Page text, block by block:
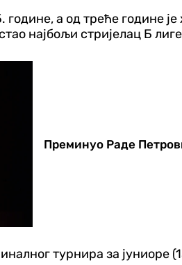
а од треће године
најбољи стријелац Б
Преминуо Раде
турнира за